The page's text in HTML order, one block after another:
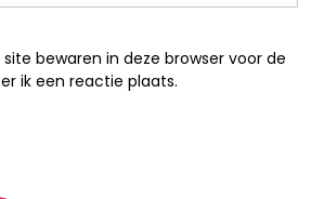
bewaren in deze browser voor de
ik een reactie plaats.